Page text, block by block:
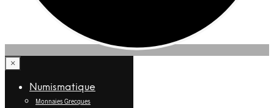
×
Numismatique
Monnaies Grecques